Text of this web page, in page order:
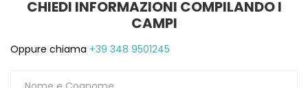
CHIEDI INFORMAZIONI COMPILANDO I
CAMPI
Oppure chiama +39 348 9501245